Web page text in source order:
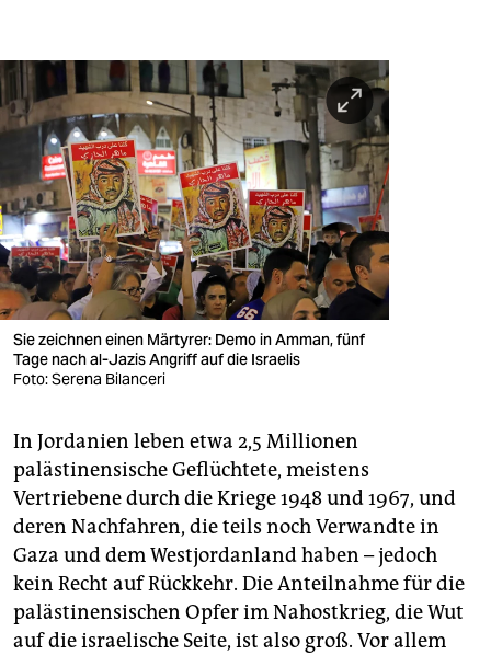
Sie zeichnen einen Märtyrer: Demo in Amman, fünf
Tage nach al-Jazis Angriff auf die Israelis
Foto: Serena Bilanceri
In Jordanien leben etwa 2,5 Millionen
palästinensische Geflüchtete, meistens
Vertriebene durch die Kriege 1948 und 1967, und
deren Nachfahren, die teils noch Verwandte in
Gaza und dem Westjordanland haben – jedoch
kein Recht auf Rückkehr. Die Anteilnahme für die
palästinensischen Opfer im Nahostkrieg, die Wut
auf die israelische Seite, ist also groß. Vor allem